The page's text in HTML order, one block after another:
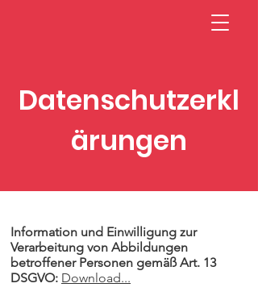
Datenschutzerkl
ärungen
Information und Einwilligung zur
Verarbeitung von Abbildungen
betroffener Personen gemäß Art. 13
DSGVO: Download...